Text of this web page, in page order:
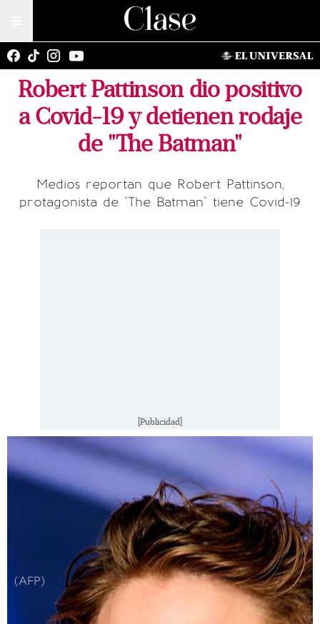
Robert Pattinson dio positivo
a Covid-19 y detienen rodaje
de "The Batman"
Medios reportan que Robert Pattinson,
protagonista de "The Batman" tiene Covid-19
[Publicidad]
(AFP)